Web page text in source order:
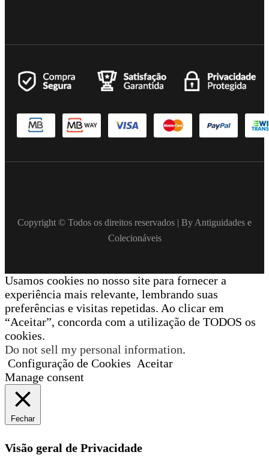
Copyright © Todos os direitos reservados | By Antiguidades e
Colecionáveis
Usamos cookies no nosso site para fornecer a
experiência mais relevante, lembrando suas
preferências e visitas repetidas. Ao clicar em
“Aceitar”, concorda com a utilização de TODOS os
cookies.
Do not sell my personal information.
Configuração de Cookies Aceitar
Manage consent
Fechar
Visão geral de Privacidade